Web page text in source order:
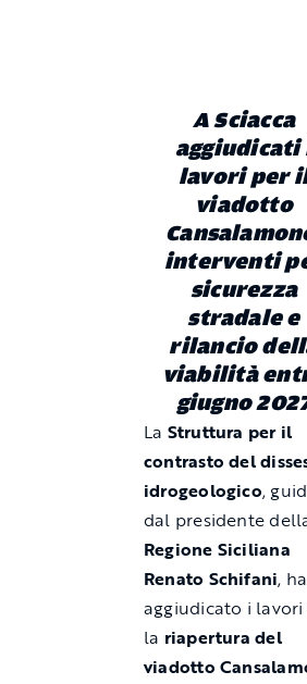
A Sciacca
aggiudicati
lavori per
viadotto
interventi
sicurezza
stradale e
rilancio
viabilità
giugno
La Struttura per il
contrasto del
idrogeologico,
dal presidente
Regione Siciliana
Renato Schifani, ha
aggiudicato i
la riapertura del
viadotto